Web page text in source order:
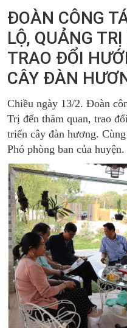
ĐOÀN CÔNG
LỘ, QUẢNG
TRAO ĐỔI
CÂY ĐÀN
Chiều ngày 13/2. Đoàn
Trị đến thăm quan, trao
triển cây đàn hương.
Phó phòng ban của huyện.